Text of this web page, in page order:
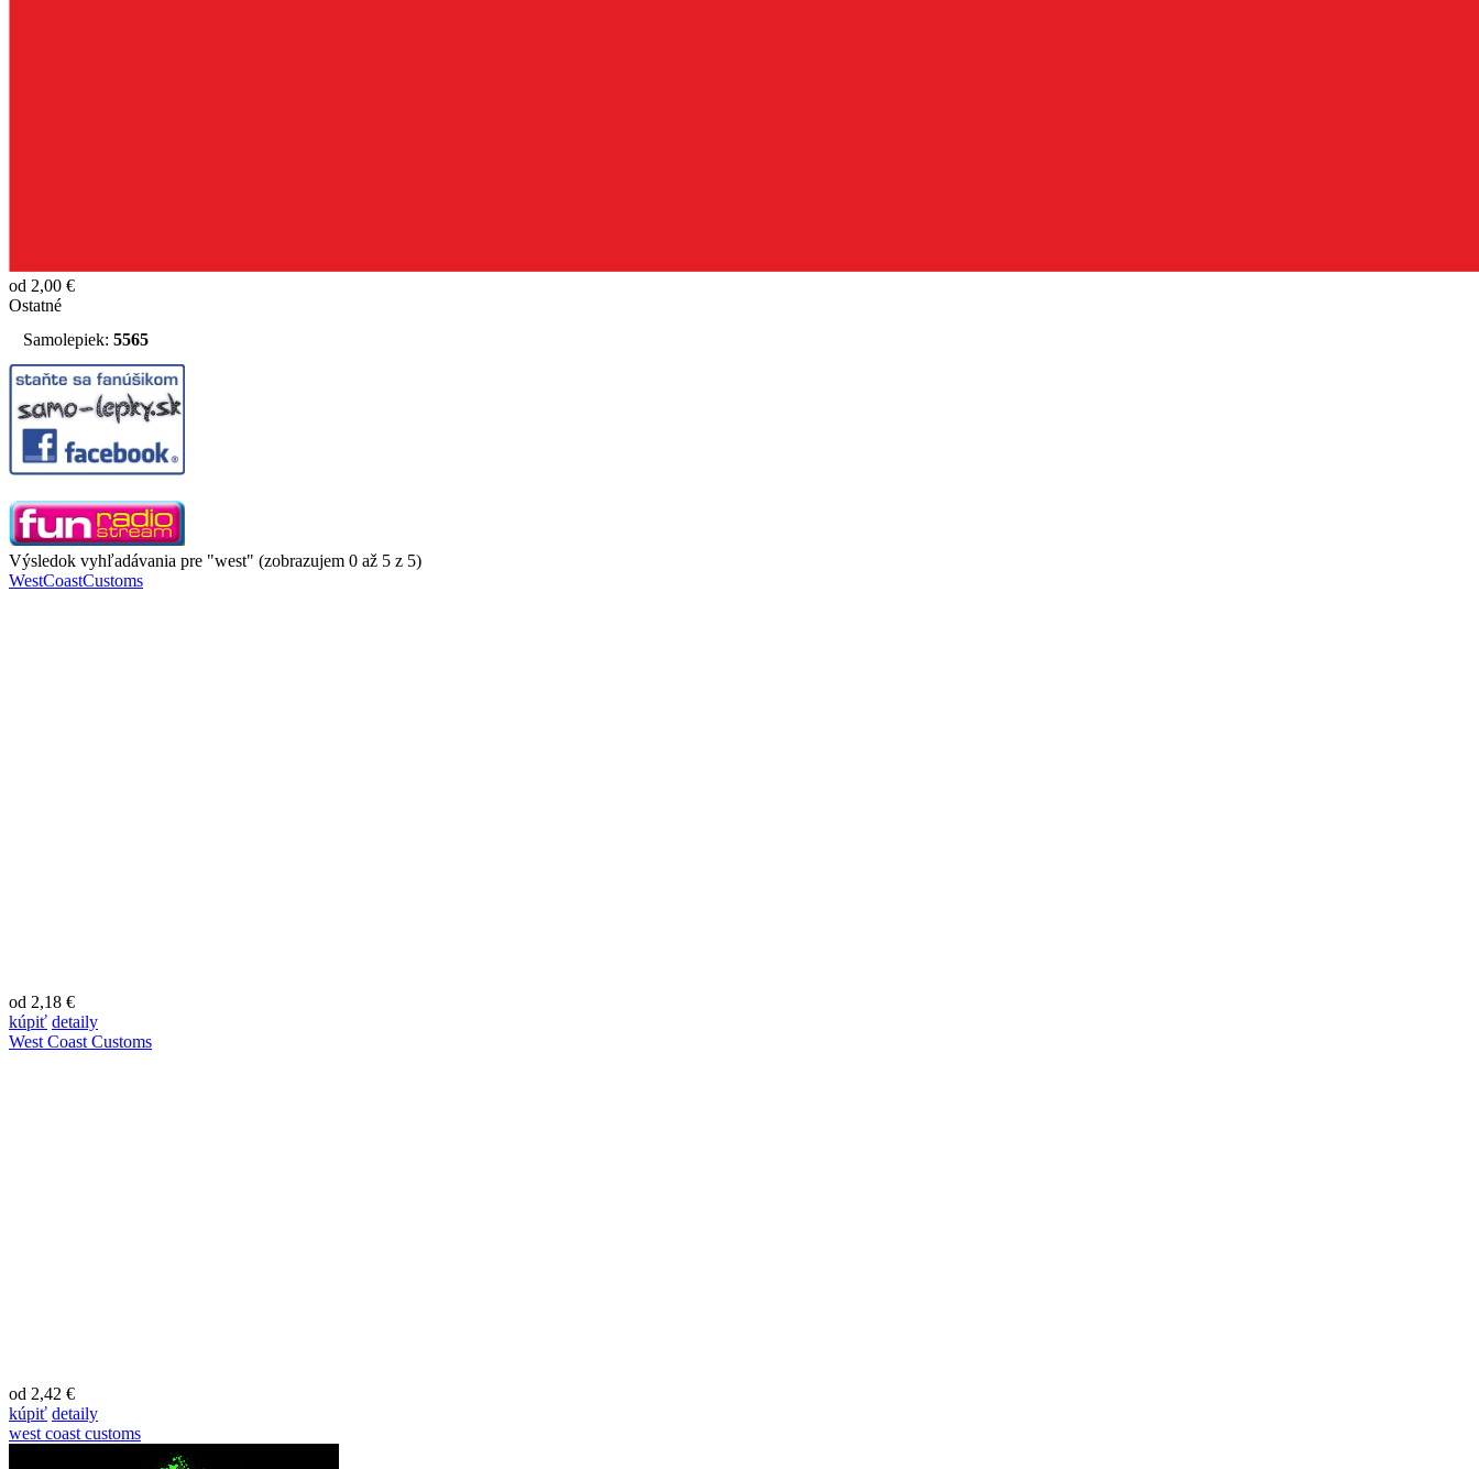
od 2,00 €
Ostatné
Samolepiek: 5565
Výsledok vyhľadávania pre "west" (zobrazujem 0 až 5 z 5)
WestCoastCustoms
od 2,18 €
kúpiť detaily
West Coast Customs
od 2,42 €
kúpiť detaily
west coast customs